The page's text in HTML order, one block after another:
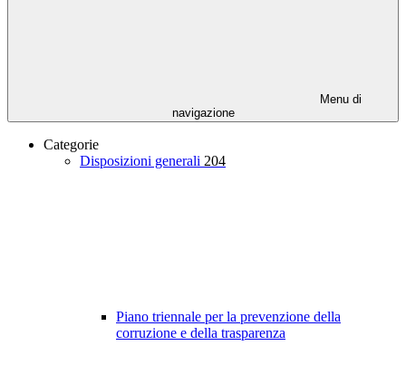
Menu di
navigazione
Categorie
Disposizioni generali 204
Piano triennale per la prevenzione della
corruzione e della trasparenza